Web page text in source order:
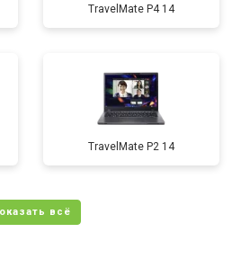
TravelMate P4 14
TravelMate P2 14